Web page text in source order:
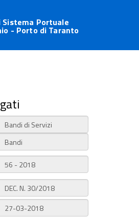
Portuale
- Porto di Taranto